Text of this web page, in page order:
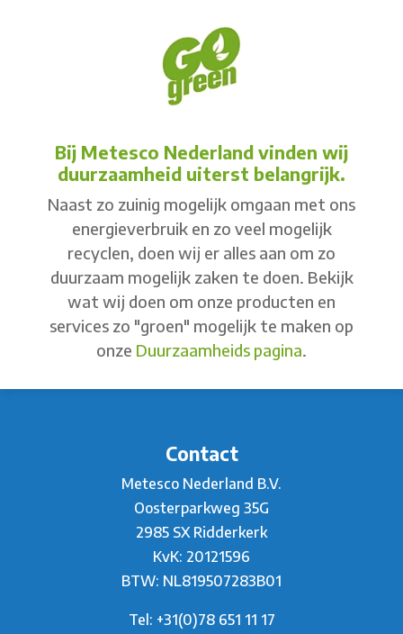
Bij Metesco Nederland vinden wij
duurzaamheid uiterst belangrijk.
Naast zo zuinig mogelijk omgaan met ons
energieverbruik en zo veel mogelijk
recyclen, doen wij er alles aan om zo
duurzaam mogelijk zaken te doen. Bekijk
wat wij doen om onze producten en
services zo "groen" mogelijk te maken op
onze Duurzaamheids pagina.
Contact
Metesco Nederland B.V.
Oosterparkweg 35G
2985 SX Ridderkerk
KvK: 20121596
BTW: NL819507283B01
Tel: +31(0)78 651 11 17